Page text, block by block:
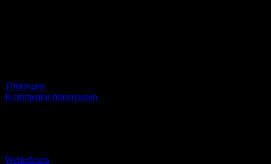
Thüringen
Kommentar hinterlassen
Weiterlesen